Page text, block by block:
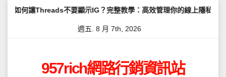
Skip不要顯示IG？完整教學：高效管理你的線上隱私與數據安全
週五. 8 月 7th, 2026
957rich網路行銷資訊站